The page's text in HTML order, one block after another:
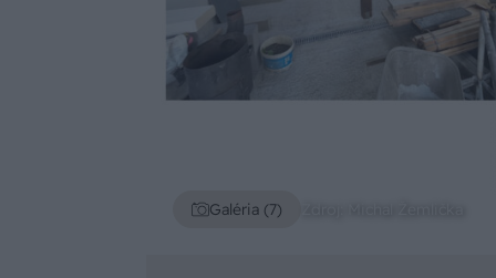
Galéria (7)